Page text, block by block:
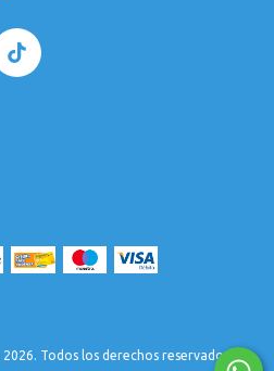
Todos los derechos reservados.